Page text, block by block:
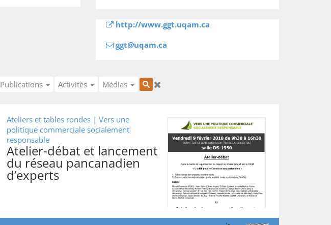
http://www.ggt.uqam.ca
ggt@uqam.ca
Publications Activités Médias
Ateliers et tables rondes | Vers une
politique commerciale socialement
responsable
Atelier-débat et lancement
du réseau pancanadien
d’experts